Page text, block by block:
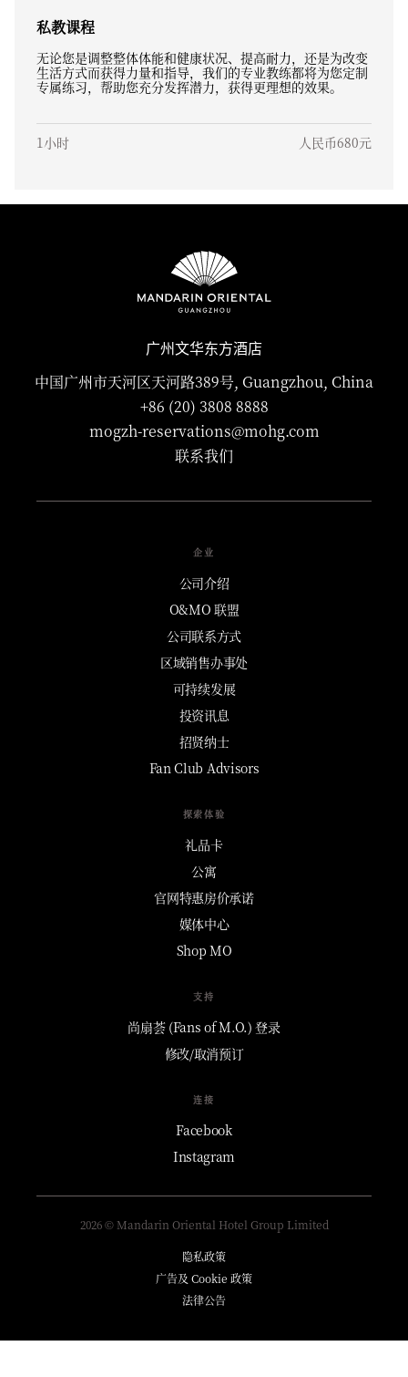
私教课程
无论您是调整整体体能和健康状况、提高耐力，还是为改变
生活方式而获得力量和指导，我们的专业教练都将为您定制
专属练习，帮助您充分发挥潜力，获得更理想的效果。
1小时 人民币680元
广州文华东方酒店
中国广州市天河区天河路389号, Guangzhou, China
+86 (20) 3808 8888
mogzh-reservations@mohg.com
联系我们
企业
公司介绍
O&MO 联盟
公司联系方式
区域销售办事处
可持续发展
投资讯息
招贤纳士
Fan Club Advisors
探索体验
礼品卡
公寓
官网特惠房价承诺
媒体中心
Shop MO
支持
尚扇荟 (Fans of M.O.) 登录
修改/取消预订
连接
Facebook
Instagram
2026 © Mandarin Oriental Hotel Group Limited
隐私政策
广告及 Cookie 政策
法律公告